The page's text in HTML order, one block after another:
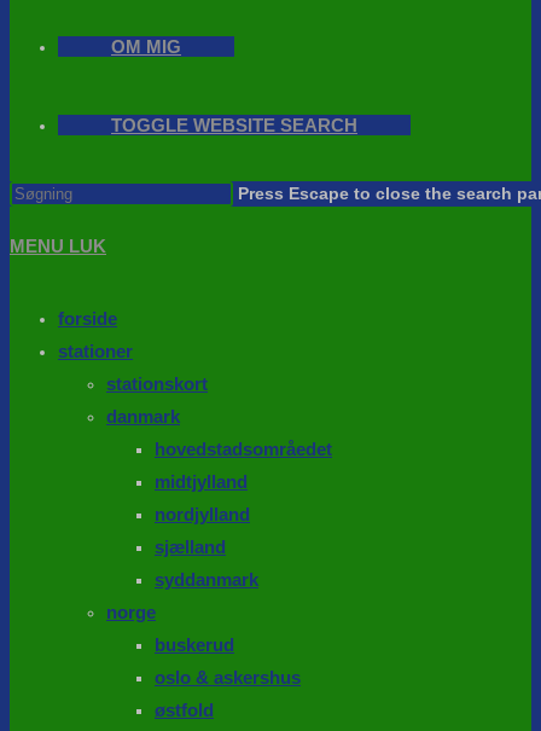
OM MIG
TOGGLE WEBSITE SEARCH
Press Escape to close the search
MENU LUK
forside
stationer
stationskort
danmark
hovedstadsområedet
midtjylland
nordjylland
sjælland
syddanmark
norge
buskerud
oslo & askershus
østfold